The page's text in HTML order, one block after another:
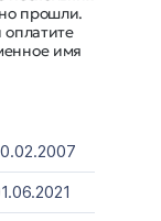
прошли.
имя